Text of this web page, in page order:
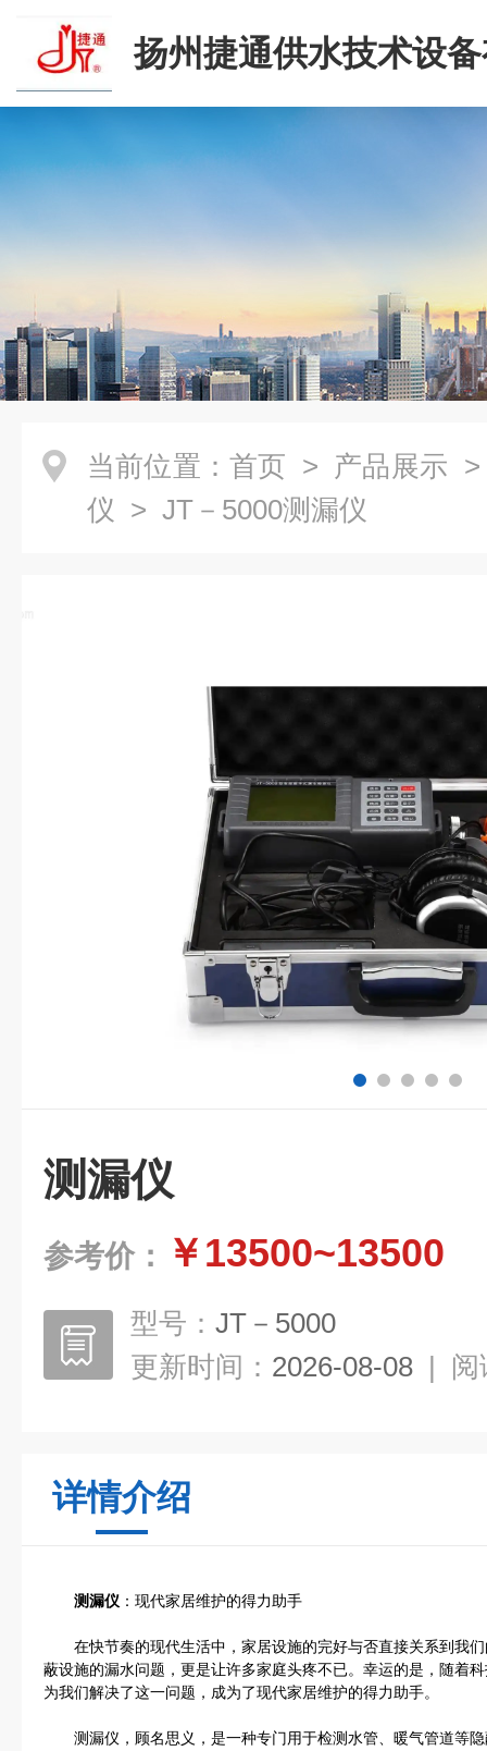
扬州捷通供水技术设
司
当前位置： 首页 > 产品展示
仪 > JT－5000测漏仪
测漏仪
参考价： ￥13500~13500
型号： JT－5000
更新时间： 2026-08-08 | 阅
详情介绍
测漏仪 ：现代家居维护的得力助手
在快节奏的现代生活中，家居设施的完好与否直接关系到我们
蔽设施的漏水问题，更是让许多家庭头疼不已。幸运的是，随着
为我们解决了这一问题，成为了现代家居维护的得力助手。
测漏仪，顾名思义，是一种专门用于检测水管、暖气管道等隐